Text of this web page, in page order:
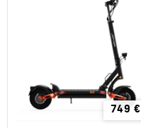
749 €